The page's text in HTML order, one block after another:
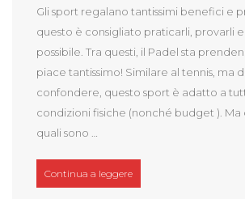
Gli sport regalano tantissimi benefici e
questo è consigliato praticarli, provarli
possibile. Tra questi, il Padel sta
piace tantissimo! Similare al tennis, ma
confondere, questo sport è adatto a
condizioni fisiche (nonché budget ). Ma
quali sono …
Continua a leggere“Che cos’è il Padel e